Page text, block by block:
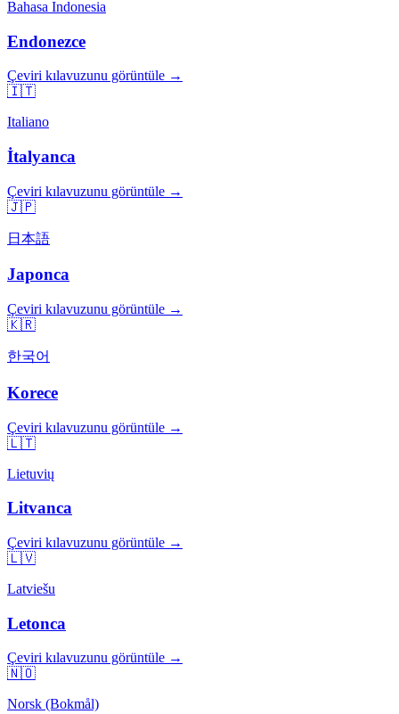
Bahasa Indonesia
Endonezce
Çeviri kılavuzunu görüntüle →
🇮🇹
Italiano
İtalyanca
Çeviri kılavuzunu görüntüle →
🇯🇵
日本語
Japonca
Çeviri kılavuzunu görüntüle →
🇰🇷
한국어
Korece
Çeviri kılavuzunu görüntüle →
🇱🇹
Lietuvių
Litvanca
Çeviri kılavuzunu görüntüle →
🇱🇻
Latviešu
Letonca
Çeviri kılavuzunu görüntüle →
🇳🇴
Norsk (Bokmål)